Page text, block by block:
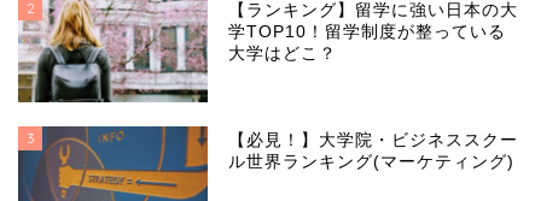
2
【ランキング】留学に強い日本の大
学TOP10！留学制度が整っている
大学はどこ？
3
【必見！】大学院・ビジネススクー
ル世界ランキング(マーケティング)